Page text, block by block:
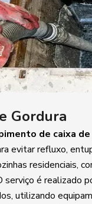
Gordura
de caixa
evitar refluxo,
residenciais,
serviço é realizado
utilizando